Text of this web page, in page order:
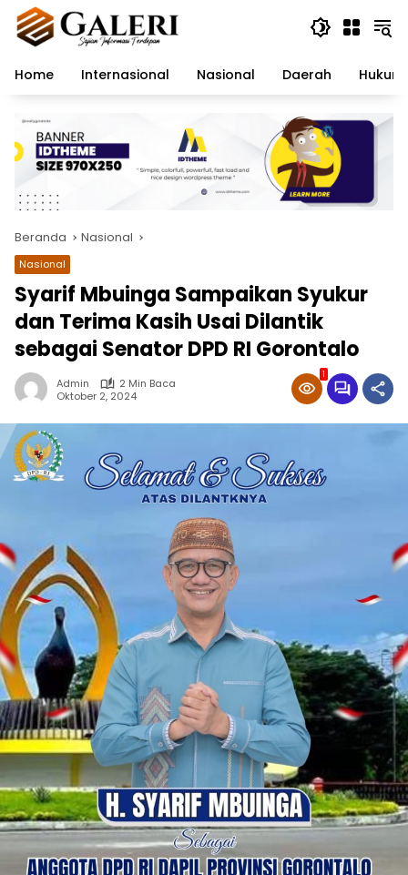
Langsung
konten
Home
Internasional Nasional Daerah
Beranda Nasional
Nasional
Syarif Mbuinga Sampaikan Syukur
dan Terima Kasih Usai Dilantik
sebagai Senator DPD RI Gorontalo
Admin
2 Min Baca
Oktober 2, 2024
1